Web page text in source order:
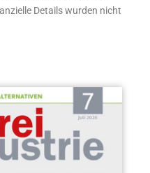
Details wurden nicht